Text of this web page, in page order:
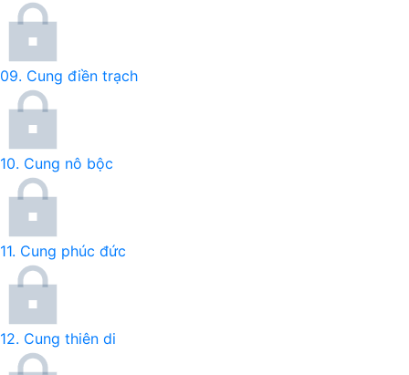
09. Cung điền trạch
10. Cung nô bộc
11. Cung phúc đức
12. Cung thiên di